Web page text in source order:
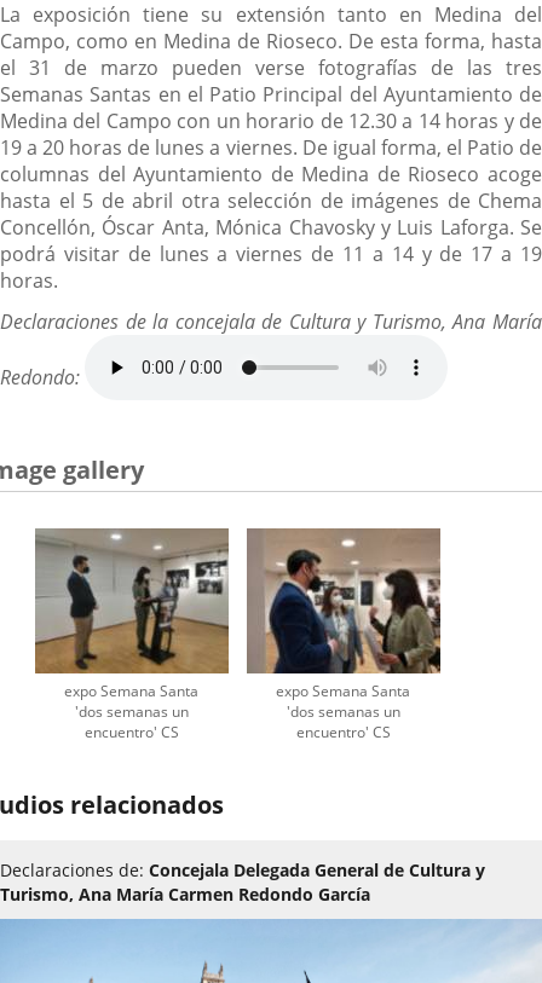
La exposición tiene su extensión tanto en Medina del
Campo, como en Medina de Rioseco. De esta forma, hasta
el 31 de marzo pueden verse fotografías de las tres
Semanas Santas en el Patio Principal del Ayuntamiento de
Medina del Campo con un horario de 12.30 a 14 horas y de
19 a 20 horas de lunes a viernes. De igual forma, el Patio de
columnas del Ayuntamiento de Medina de Rioseco acoge
hasta el 5 de abril otra selección de imágenes de Chema
Concellón, Óscar Anta, Mónica Chavosky y Luis Laforga. Se
podrá visitar de lunes a viernes de 11 a 14 y de 17 a 19
horas.
Declaraciones de la concejala de Cultura y Turismo, Ana María
Redondo:
gallery
expo Semana Santa
'dos semanas un
encuentro' CS
expo Semana Santa
'dos semanas un
encuentro' CS
relacionados
Declaraciones de: Concejala Delegada General de Cultura y
Turismo, Ana María Carmen Redondo García